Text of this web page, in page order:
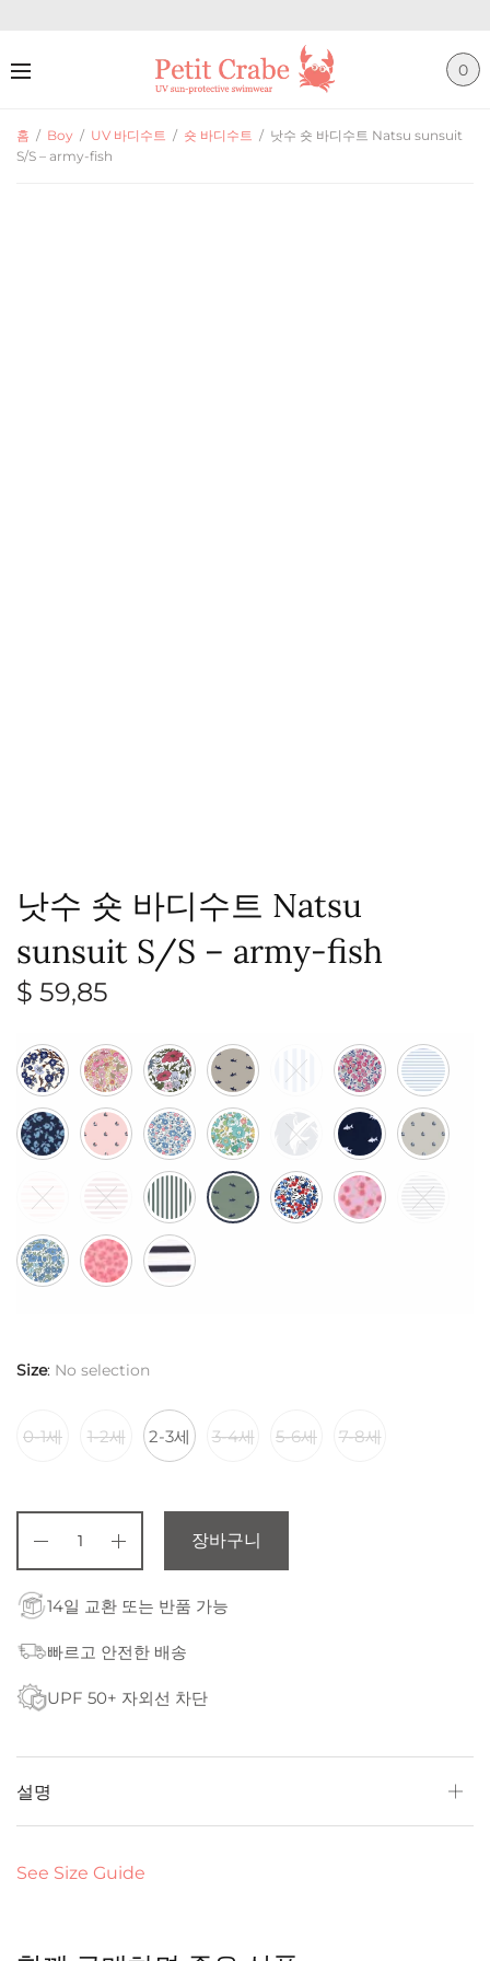
0
홈 / Boy / UV 바디수트 / 숏 바디수트 / 낫수 숏 바디수트 Natsu sunsuit
S/S – army-fish
낫수 숏 바디수트 Natsu
sunsuit S/S – army-fish
$ 59,85
Size: No selection
0-1세 1-2세 2-3세 3-4세 5-6세 7-8세
장바구니
14일 교환 또는 반품 가능
빠르고 안전한 배송
UPF 50+ 자외선 차단
설명
See Size Guide